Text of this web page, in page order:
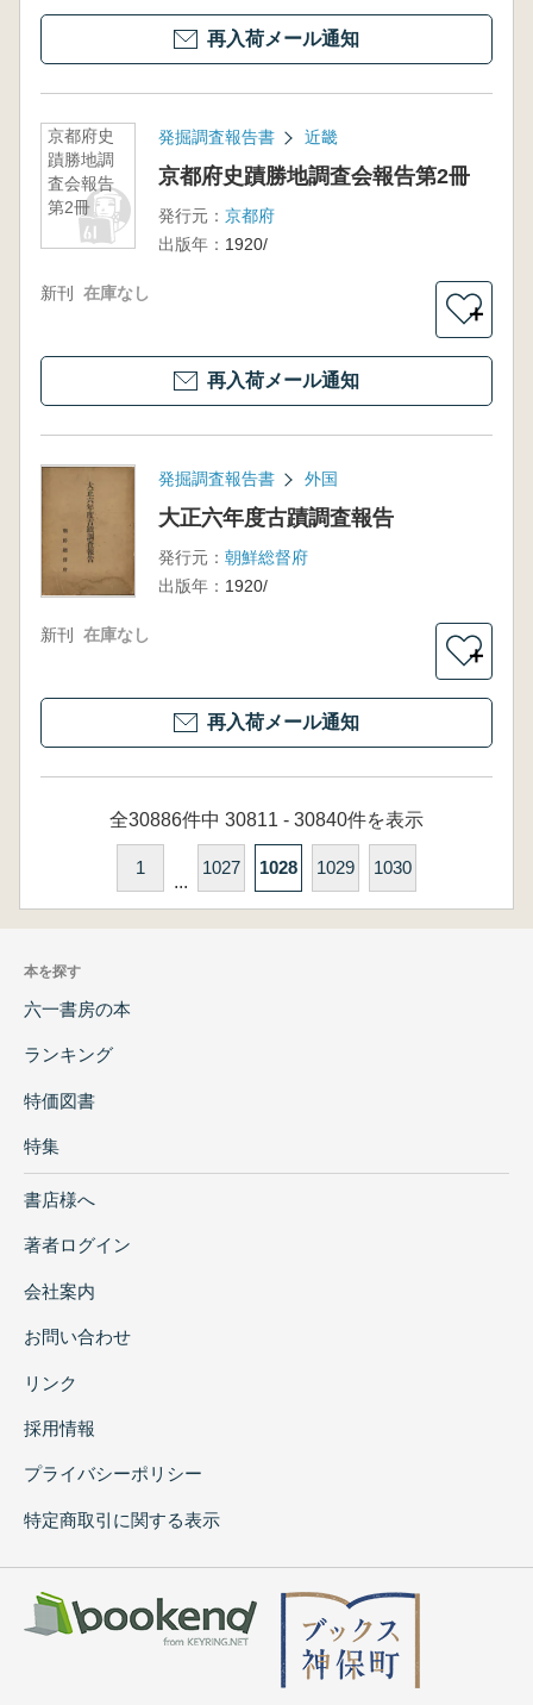
再入荷メール通知
京都府史
蹟勝地調
査会報告
第2冊
発掘調査報告書 近畿
京都府史蹟勝地調査会報告第2冊
発行元： 京都府
出版年： 1920/
新刊 在庫なし
＋
再入荷メール通知
発掘調査報告書 外国
大正六年度古蹟調査報告
発行元： 朝鮮総督府
出版年： 1920/
新刊 在庫なし
＋
再入荷メール通知
全30886件中 30811 - 30840件を表示
1
...
1027 1028 1029 1030
本を探す
六一書房の本
ランキング
特価図書
特集
書店様へ
著者ログイン
会社案内
お問い合わせ
リンク
採用情報
プライバシーポリシー
特定商取引に関する表示